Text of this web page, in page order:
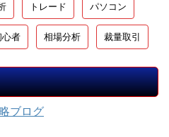
トレード パソコン
心者 相場分析 裁量取引
ブログ